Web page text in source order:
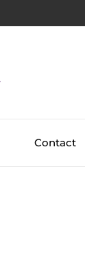
Contact